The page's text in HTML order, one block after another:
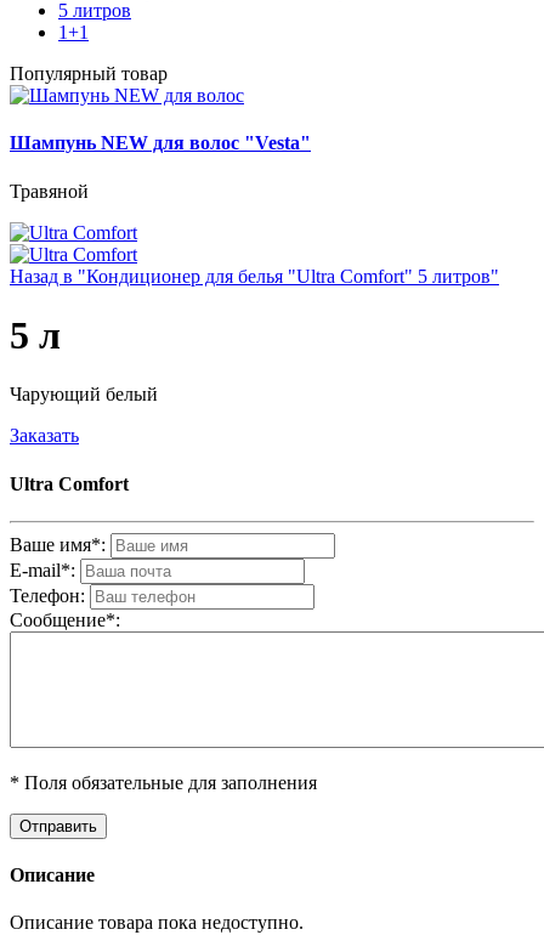
5 литров
1+1
Популярный товар
Шампунь NEW для волос "Vesta"
Травяной
Назад в "Кондиционер для белья "Ultra Comfort" 5 литров"
5 л
Чарующий белый
Заказать
Ultra Comfort
Ваше имя*:
E-mail*:
Телефон:
Cообщениe*:
* Поля обязательные для заполнения
Описание
Описание товара пока недоступно.